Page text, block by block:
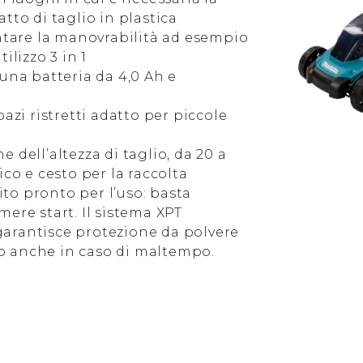
di taglio in plastica
la manovrabilità ad esempio
3 in 1
batteria da 4,0 Ah e
ristretti adatto per piccole
dell’altezza di taglio, da 20 a
e cesto per la raccolta
pronto per l’uso: basta
start. Il sistema XPT
protezione da polvere
anche in caso di maltempo.